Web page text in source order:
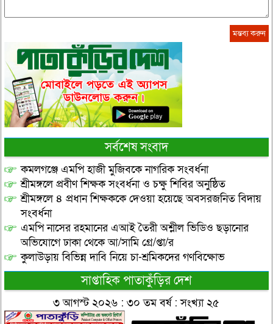
সর্বশেষ সংবাদ
কমলগঞ্জে এমপি হাজী মুজিবকে নাগরিক সংবর্ধনা
শ্রীমঙ্গলে প্রবীণ শিক্ষক সংবর্ধনা ও চক্ষু শিবির অনুষ্ঠিত
শ্রীমঙ্গলে ৪ প্রধান শিক্ষককে দেওয়া হয়েছে অবসরজনিত বিদায়
সংবর্ধনা
এমপি নাসের রহমানের এআই তৈরী অশ্লীল ভিডিও ছড়ানোর
অভিযোগে ঢাকা থেকে আ/সামি গ্রে/প্তা/র
কুলাউড়ায় বিভিন্ন দাবি নিয়ে চা-শ্রমিকদের গণবিক্ষোভ
সাপ্তাহিক পাতাকুঁড়ির দেশ
৩ আগস্ট ২০২৬ : ৩০ তম বর্ষ : সংখ্যা ২৫